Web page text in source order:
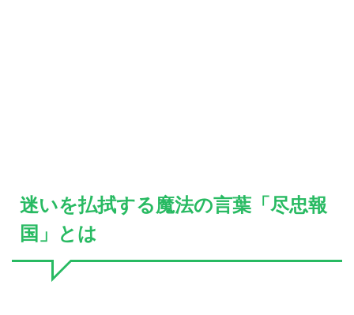
迷いを払拭する魔法の言葉「尽忠報
国」とは